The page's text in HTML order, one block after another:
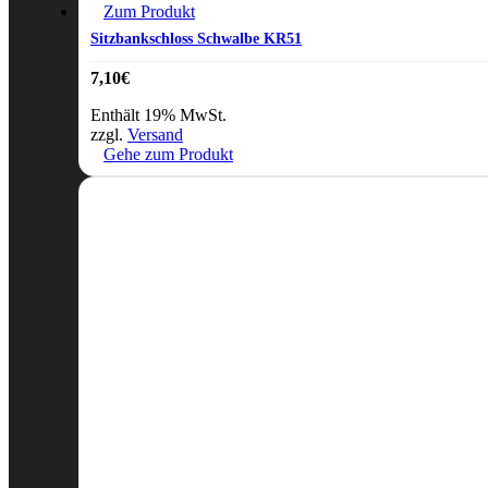
Zum Produkt
Sitzbankschloss Schwalbe KR51
7,10€
Enthält 19% MwSt.
zzgl. Versand
Gehe zum Produkt